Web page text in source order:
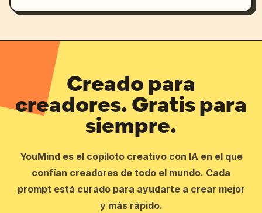
Creado para
creadores. Gratis para
siempre.
YouMind es el copiloto creativo con IA en el que
confían creadores de todo el mundo. Cada
prompt está curado para ayudarte a crear mejor
y más rápido.